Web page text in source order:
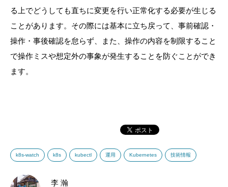
る上でどうしても直ちに変更を行い正常化する必要が生じる
ことがあります。その際には基本に立ち戻って、事前確認・
操作・事後確認を怠らず、また、操作の内容を制限すること
で操作ミスや想定外の事象が発生することを防ぐことができ
ます。
k8s-watch k8s kubectl 運用 Kubernetes 技術情報
李 瀚